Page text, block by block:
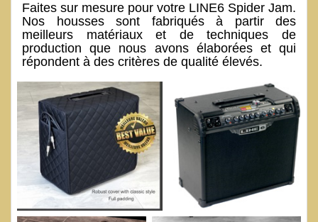
Faites sur mesure pour votre LINE6 Spider Jam.
Nos housses sont fabriqués à partir des
meilleurs matériaux et de techniques de
production que nous avons élaborées et qui
répondent à des critères de qualité élevés.